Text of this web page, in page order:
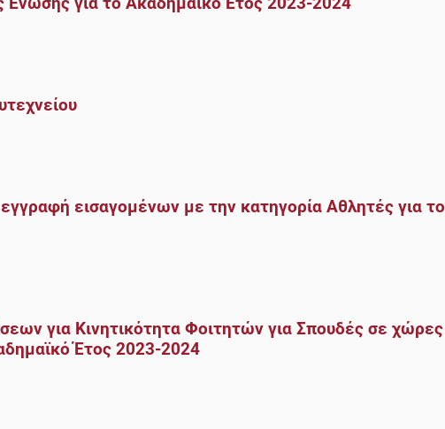
εισαγομένων με την κατηγορία Αθλητές για το
για Κινητικότητα Φοιτητών για Σπουδές σε χώρες
Έτος 2023-2024